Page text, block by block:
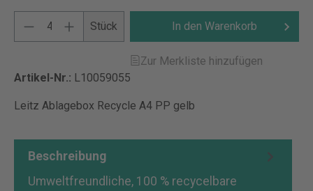
Stück In den Warenkorb
Zur Merkliste hinzufügen
Artikel-Nr.: L10059055
Leitz Ablagebox Recycle A4 PP gelb
Beschreibung
Umweltfreundliche, 100 % recycelbare